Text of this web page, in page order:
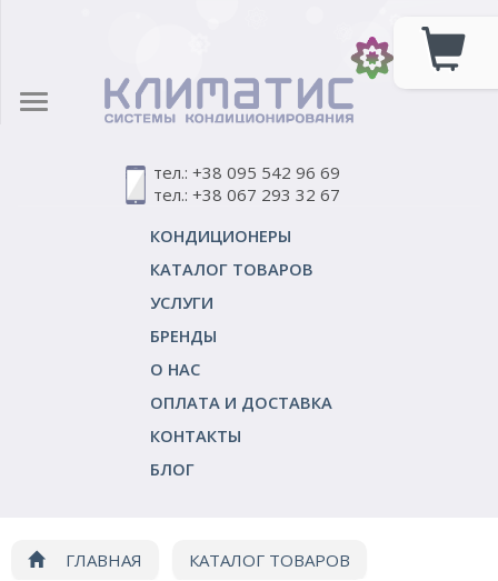
тел.: +38 095 542 96 69
тел.: +38 067 293 32 67
КОНДИЦИОНЕРЫ
КАТАЛОГ ТОВАРОВ
УСЛУГИ
БРЕНДЫ
О НАС
ОПЛАТА И ДОСТАВКА
КОНТАКТЫ
БЛОГ
ГЛАВНАЯ
КАТАЛОГ ТОВАРОВ